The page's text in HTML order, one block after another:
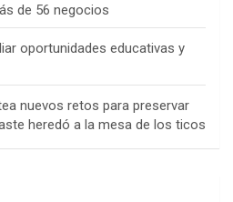
de 56 negocios
oportunidades educativas y
nuevos retos para preservar
heredó a la mesa de los ticos